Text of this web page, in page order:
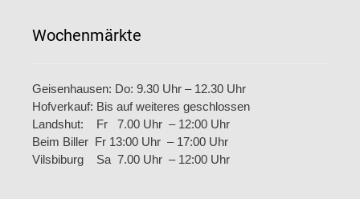
Wochenmärkte
Geisenhausen: Do: 9.30 Uhr – 12.30 Uhr
Hofverkauf: Bis auf weiteres geschlossen
Landshut: Fr 7.00 Uhr – 12:00 Uhr
Beim Biller Fr 13:00 Uhr – 17:00 Uhr
Vilsbiburg Sa 7.00 Uhr – 12:00 Uhr